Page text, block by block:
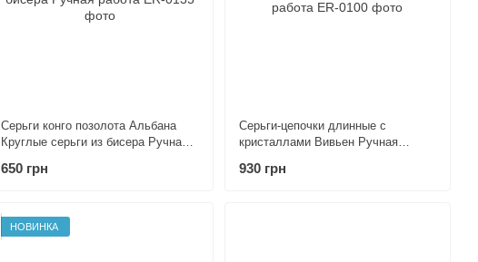
Серьги конго позолота Альбана
Круглые серьги из бисера Ручная
650 грн
Серьги-цепочки длинные с
кристаллами Вивьен Ручная
930 грн
НОВИНКА